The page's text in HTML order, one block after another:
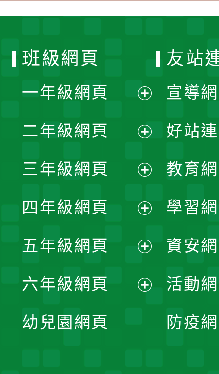
班級網頁
一年級網頁
開
選
單
二年級網頁
開
選
單
三年級網頁
開
選
單
四年級網頁
開
選
五年級網頁
開
六年級網頁
幼兒園網頁
友站
宣導
好站
教育
學習
資安
活動
防疫